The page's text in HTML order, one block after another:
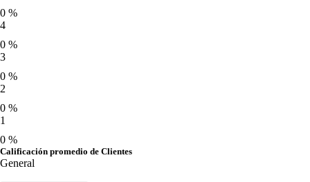
0 %
4
0 %
3
0 %
2
0 %
1
0 %
Calificación promedio de Clientes
General